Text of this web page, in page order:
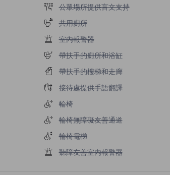
公眾場所提供盲文支持不適用
公眾場所提供盲文支持
共用廁所不適用
共用廁所
室內報警器不適用
室內報警器
帶扶手的廁所和浴缸不適用
帶扶手的廁所和浴缸
帶扶手的樓梯和走廊不適用
帶扶手的樓梯和走廊
接待處提供手語翻譯不適用
接待處提供手語翻譯
輪椅不適用
輪椅
輪椅無障礙友善通道不適用
輪椅無障礙友善通道
輪椅電梯不適用
輪椅電梯
聽障友善室內報警器不適用
聽障友善室內報警器